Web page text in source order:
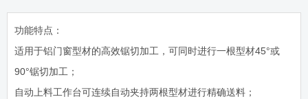
功能特点：
适用于铝门窗型材的高效锯切加工，可同时进行一根型材45°或
90°锯切加工；
自动上料工作台可连续自动夹持两根型材进行精确送料；